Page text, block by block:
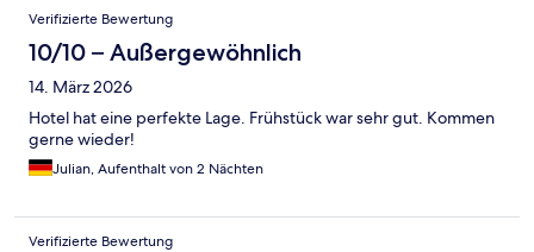
Verifizierte Bewertung
10/10 – Außergewöhnlich
14. März 2026
Hotel hat eine perfekte Lage. Frühstück war sehr gut. Kommen
gerne wieder!
Julian, Aufenthalt von 2 Nächten
Verifizierte Bewertung